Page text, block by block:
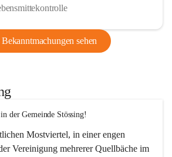
sehen
der Gemeinde Stössing!
Mostviertel, in einer engen
Vereinigung mehrerer Quellbäche im